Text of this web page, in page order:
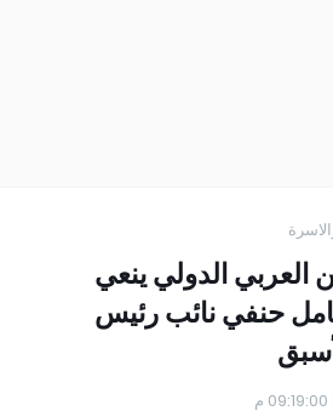
العربي الدولي ينعي
حنفي نائب رئيس